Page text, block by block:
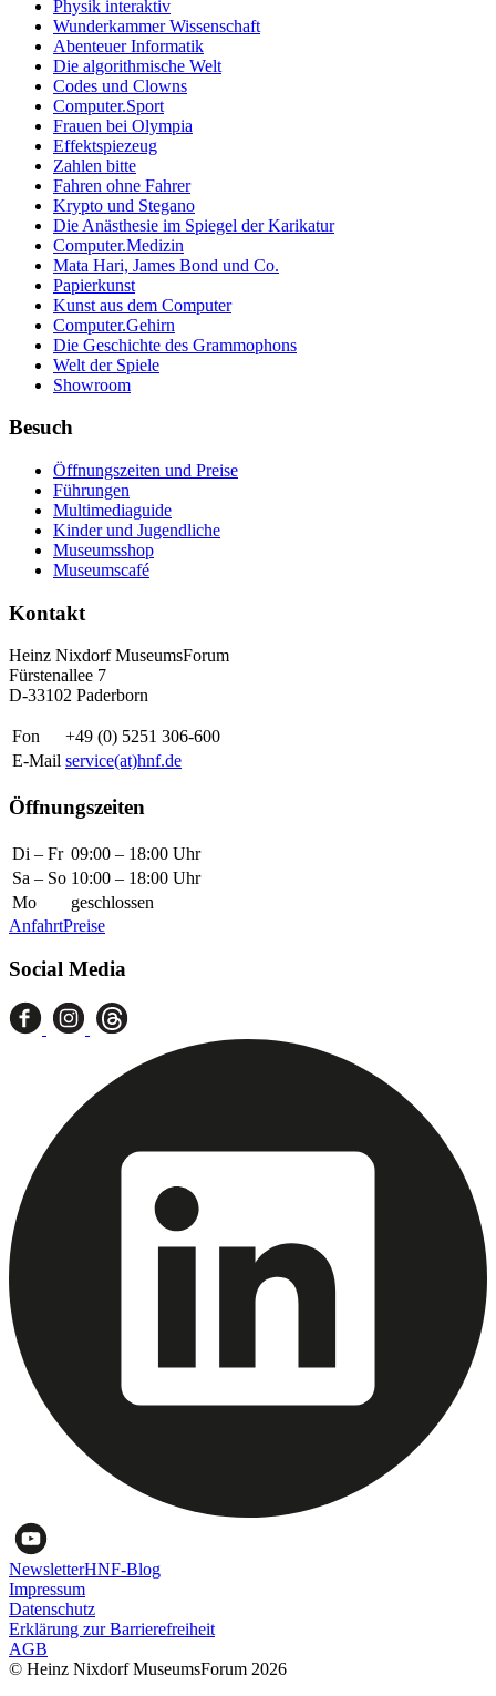
Physik interaktiv
Wunderkammer Wissenschaft
Abenteuer Informatik
Die algorithmische Welt
Codes und Clowns
Computer.Sport
Frauen bei Olympia
Effektspiezeug
Zahlen bitte
Fahren ohne Fahrer
Krypto und Stegano
Die Anästhesie im Spiegel der Karikatur
Computer.Medizin
Mata Hari, James Bond und Co.
Papierkunst
Kunst aus dem Computer
Computer.Gehirn
Die Geschichte des Grammophons
Welt der Spiele
Showroom
Besuch
Öffnungszeiten und Preise
Führungen
Multimediaguide
Kinder und Jugendliche
Museumsshop
Museumscafé
Kontakt
Heinz Nixdorf MuseumsForum
Fürstenallee 7
D-33102 Paderborn
Fon
+49 (0) 5251 306-600
E-Mail service(at)hnf.de
Öffnungszeiten
Di – Fr 09:00 – 18:00 Uhr
Sa – So 10:00 – 18:00 Uhr
Mo
geschlossen
AnfahrtPreise
Social Media
NewsletterHNF-Blog
Impressum
Datenschutz
Erklärung zur Barrierefreiheit
AGB
© Heinz Nixdorf MuseumsForum 2026